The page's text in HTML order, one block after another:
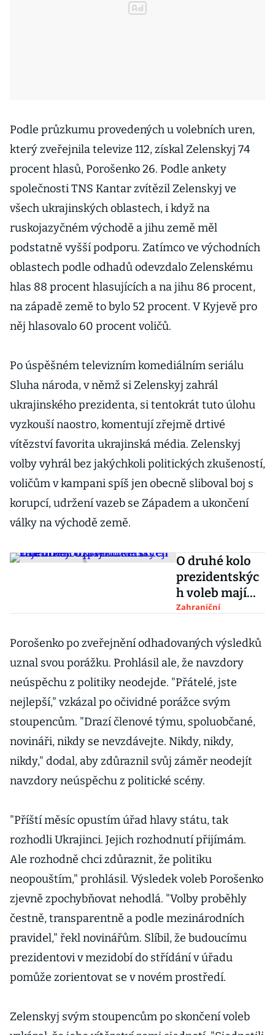
Podle průzkumu provedených u volebních uren,
který zveřejnila televize 112, získal Zelenskyj 74
procent hlasů, Porošenko 26. Podle ankety
společnosti TNS Kantar zvítězil Zelenskyj ve
všech ukrajinských oblastech, i když na
ruskojazyčném východě a jihu země měl
podstatně vyšší podporu. Zatímco ve východních
oblastech podle odhadů odevzdalo Zelenskému
hlas 88 procent hlasujících a na jihu 86 procent,
na západě země to bylo 52 procent. V Kyjevě pro
něj hlasovalo 60 procent voličů.
Po úspěšném televizním komediálním seriálu
Sluha národa, v němž si Zelenskyj zahrál
ukrajinského prezidenta, si tentokrát tuto úlohu
vyzkouší naostro, komentují zřejmě drtivé
vítězství favorita ukrajinská média. Zelenskyj
volby vyhrál bez jakýchkoli politických zkušeností,
voličům v kampani spíš jen obecně sliboval boj s
korupcí, udržení vazeb se Západem a ukončení
války na východě země.
O druhé kolo
prezidentskýc
h voleb mají
Ukrajinci větší
první. Lidé
chtějí změnu
Zahraniční
Porošenko po zveřejnění odhadovaných výsledků
uznal svou porážku. Prohlásil ale, že navzdory
neúspěchu z politiky neodejde. "Přátelé, jste
nejlepší," vzkázal po očividné porážce svým
stoupencům. "Drazí členové týmu, spoluobčané,
novináři, nikdy se nevzdávejte. Nikdy, nikdy,
nikdy," dodal, aby zdůraznil svůj záměr neodejít
navzdory neúspěchu z politické scény.
"Příští měsíc opustím úřad hlavy státu, tak
rozhodli Ukrajinci. Jejich rozhodnutí přijímám.
Ale rozhodně chci zdůraznit, že politiku
neopouštím," prohlásil. Výsledek voleb Porošenko
zjevně zpochybňovat nehodlá. "Volby proběhly
čestně, transparentně a podle mezinárodních
pravidel," řekl novinářům. Slíbil, že budoucímu
prezidentovi v mezidobí do střídání v úřadu
pomůže zorientovat se v novém prostředí.
Zelenskyj svým stoupencům po skončení voleb